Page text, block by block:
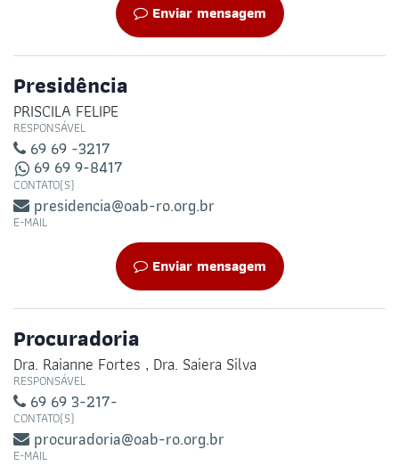
Enviar mensagem
Presidência
PRISCILA FELIPE
RESPONSÁVEL
69 69 -3217
69 69 9-8417
CONTATO(S)
presidencia@oab-ro.org.br
E-MAIL
Enviar mensagem
Procuradoria
Dra. Raianne Fortes , Dra. Saiera Silva
RESPONSÁVEL
69 69 3-217-
CONTATO(S)
procuradoria@oab-ro.org.br
E-MAIL